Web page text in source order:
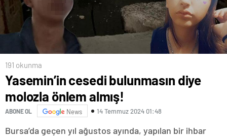
191 okunma
Yasemin’in cesedi bulunmasın diye
molozla önlem almış!
ABONE OL News 14 Temmuz 2024 01:48
Bursa’da geçen yıl ağustos ayında, yapılan bir ihbar